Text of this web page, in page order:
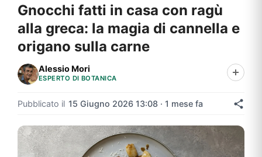
Gnocchi fatti in casa con ragù
alla greca: la magia di cannella e
origano sulla carne
Alessio Mori
ESPERTO DI BOTANICA
Pubblicato il 15 Giugno 2026 13:08 · 1 mese fa